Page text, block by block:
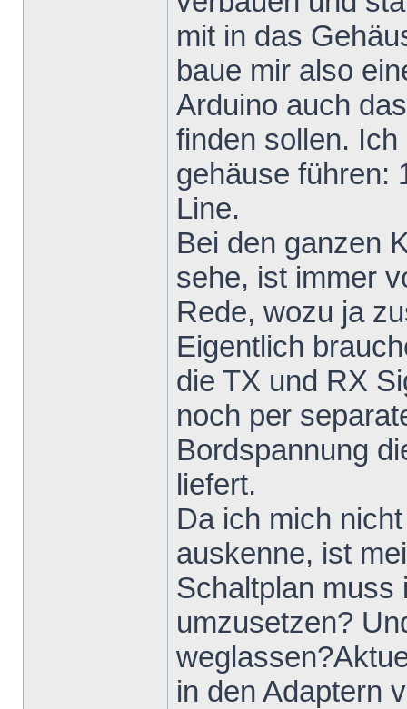
mit in das
baue mir also
Arduino auch
finden sollen.
gehäuse führen:
Line.
Bei den ganzen
sehe, ist immer
Rede, wozu ja
Eigentlich
die TX und RX
noch per
Bordspannung
liefert.
Da ich mich
auskenne, ist
Schaltplan muss
umzusetzen?
in den Adaptern